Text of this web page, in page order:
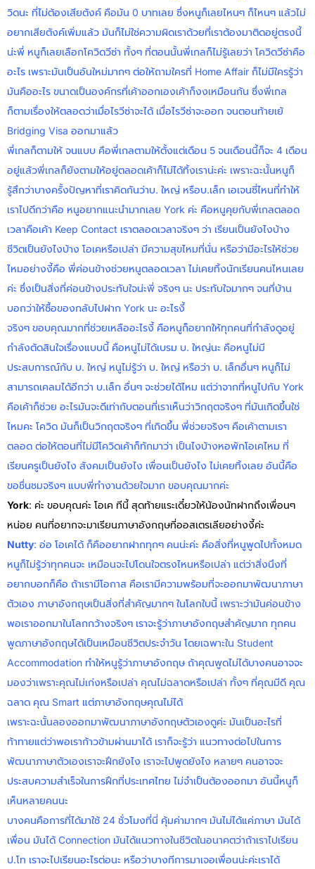
วิดนะ ที่ไม่ต้องเสียตังค์ คือมัน 0 บาทเลย ซึ่งหนูก็เลยไหนๆ ก็ไหนๆ แล้วไม่
อยากเสียตังค์เพิ่มแล้ว มันก็ไม่ใช่ความผิดเราด้วยที่เราต้องมาติดอยู่ตรงนี้
น่ะพี่ หนูก็เลยเลือกโควิดวีซ่า ทั้งๆ ที่ตอนนั้นพี่เกลก็ไม่รู้เลยว่า โควิดวีซ่าคือ
อะไร เพราะมันเป็นอันใหม่มากๆ ต่อให้ถามใครที่ Home Affair ก็ไม่มีใครรู้ว่า
มันคืออะไร ขนาดเป็นองค์กรที่เค้าออกเองเค้าก็งงเหมือนกัน ซึ่งพี่เกล
ก็ตามเรื่องให้ตลอดว่าเมื่อไรวีซ่าจะได้ เมื่อไรวีซ่าจะออก จนตอนท้ายเย้
Bridging Visa ออกมาแล้ว
พี่เกลก็ตามให้ จนแบบ คือพี่เกลตามให้ตั้งแต่เดือน 5 จนเดือนนี้ก็จะ 4 เดือน
อยู่แล้วพี่เกลก็ยังตามให้อยู่ตลอดเค้าก็ไม่ได้ทิ้งเราน่ะค่ะ เพราะฉะนั้นหนูก็
รู้สึกว่าบางครั้งปัญหาที่เราคิดกันว่าบ. ใหญ่ หรือบ.เล็ก เอเจนซี่ไหนที่ทำให้
เราไปดีกว่าคือ หนูอยากแนะนำมากเลย York ค่ะ คือหนูคุยกับพี่เกลตลอด
เวลาคือเค้า Keep Contact เราตลอดเวลาจริงๆ ว่า เรียนเป็นยังไงบ้าง
ชีวิตเป็นยังไงบ้าง โอเคหรือเปล่า มีความสุขไหมที่นั่น หรือว่ามีอะไรให้ช่วย
ไหมอย่างงี้คือ พี่ค่อนข้างช่วยหนูตลอดเวลา ไม่เคยทิ้งนักเรียนคนไหนเลย
ค่ะ ซึ่งเป็นสิ่งที่ค่อนข้างประทับใจน่ะพี่ จริงๆ นะ ประทับใจมากๆ จนที่บ้าน
บอกว่าให้ซื้อของกลับไปฝาก York นะ อะไรงี้
จริงๆ ขอบคุณมากที่ช่วยเหลืออะไรงี้ คือหนูก็อยากให้ทุกคนที่กำลังดูอยู่
กำลังตัดสินใจเรื่องแบบนี้ คือหนูไม่ได้เบรม บ. ใหญ่นะ คือหนูไม่มี
ประสบการณ์กับ บ. ใหญ่ หนูไม่รู้ว่า บ. ใหญ่ หรือว่า บ. เล็กอื่นๆ หนูก็ไม่
สามารถเคลมได้อีกว่า บ.เล็ก อื่นๆ จะช่วยได้ไหม แต่ว่าจากที่หนูไปกับ York
คือเค้าก็ช่วย อะไรมันจะดีเท่ากับตอนที่เราเห็นว่าวิกฤตจริงๆ ที่มันเกิดขึ้นใช่
ไหมคะ โควิด มันก็เป็นวิกฤตจริงๆ ที่เกิดขึ้น พี่ช่วยจริงๆ คือเค้าตามเรา
ตลอด ต่อให้ตอนที่ไม่มีโควิดเค้าก็ทักมาว่า เป็นไงบ้างหอพักโอเคไหม ที่
เรียนครูเป็นยังไง สังคมเป็นยังไง เพื่อนเป็นยังไง ไม่เคยทิ้งเลย อันนี้คือ
ขอชื่นชมจริงๆ แบบพี่ทำงานด้วยใจมาก ขอบคุณมากค่ะ
York: ค่ะ ขอบคุณค่ะ โอเค ทีนี้ สุดท้ายแระเดี๋ยวให้น้องนัทฝากถึงเพื่อนๆ
หน่อย คนที่อยากจะมาเรียนภาษาอังกฤษที่ออสเตรเลียอย่างงี้ค่ะ
Nutty: อ่อ โอเคได้ ก็คืออยากฝากทุกๆ คนน่ะค่ะ คือสิ่งที่หนูพูดไปทั้งหมด
หนูก็ไม่รู้ว่าทุกคนจะ เหมือนจะไปโดนใจตรงไหนหรือเปล่า แต่ว่าสิ่งนึงที่
อยากบอกก็คือ ถ้าเรามีโอกาส คือเรามีความพร้อมที่จะออกมาพัฒนาภาษา
ตัวเอง ภาษาอังกฤษเป็นสิ่งที่สำคัญมากๆ ในโลกใบนี้ เพราะว่ามันค่อนข้าง
พอเราออกมาในโลกกว้างจริงๆ เราจะรู้ว่าภาษาอังกฤษสำคัญมาก ทุกคน
พูดภาษาอังกฤษได้เป็นเหมือนชีวิตประจำวัน โดยเฉพาะใน Student
Accommodation ทำให้หนูรู้ว่าภาษาอังกฤษ ถ้าคุณพูดไม่ได้บางคนอาจจะ
มองว่าเพราะคุณไม่เก่งหรือเปล่า คุณไม่ฉลาดหรือเปล่า ทั้งๆ ที่คุณมีดี คุณ
ฉลาด คุณ Smart แต่ภาษาอังกฤษคุณไม่ได้
เพราะฉะนั้นลองออกมาพัฒนาภาษาอังกฤษตัวเองดูค่ะ มันเป็นอะไรที่
ท้าทายแต่ว่าพอเราก้าวข้ามผ่านมาได้ เราก็จะรู้ว่า แนวทางต่อไปในการ
พัฒนาภาษาตัวเองเราจะฝึกยังไง เราจะไปพูดยังไง หลายๆ คนอาจจะ
ประสบความสำเร็จในการฝึกที่ประเทศไทย ไม่จำเป็นต้องออกมา อันนี้หนูก็
เห็นหลายคนนะ
บางคนคือการที่ได้มาใช้ 24 ชั่วโมงที่นี่ คุ้มค่ามากๆ มันไม่ได้แค่ภาษา มันได้
เพื่อน มันได้ Connection มันได้แนวทางในชีวิตในอนาคตว่าถ้าเราไปเรียน
ป.โท เราจะไปเรียนอะไรต่อนะ หรือว่าบางทีการมาเจอเพื่อนน่ะค่ะเราได้